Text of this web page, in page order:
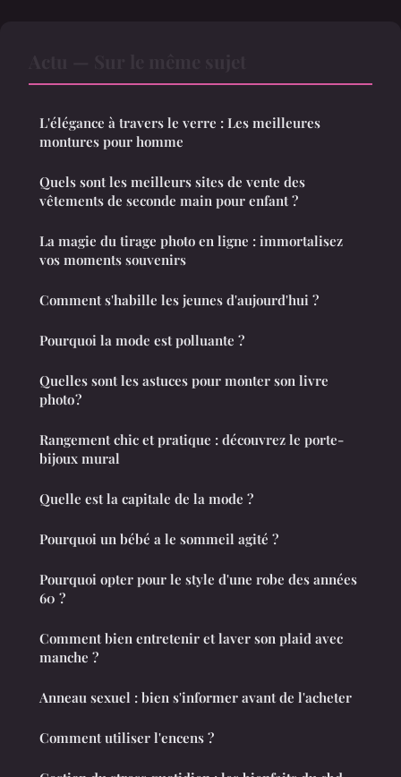
L'élégance à travers le verre : Les meilleures
montures pour homme
Quels sont les meilleurs sites de vente des
vêtements de seconde main pour enfant ?
La magie du tirage photo en ligne : immortalisez
vos moments souvenirs
Comment s'habille les jeunes d'aujourd'hui ?
Pourquoi la mode est polluante ?
Quelles sont les astuces pour monter son livre
photo ?
Rangement chic et pratique : découvrez le porte-
bijoux mural
Quelle est la capitale de la mode ?
Pourquoi un bébé a le sommeil agité ?
Pourquoi opter pour le style d'une robe des années
60 ?
Comment bien entretenir et laver son plaid avec
manche ?
Anneau sexuel : bien s'informer avant de l'acheter
Comment utiliser l'encens ?